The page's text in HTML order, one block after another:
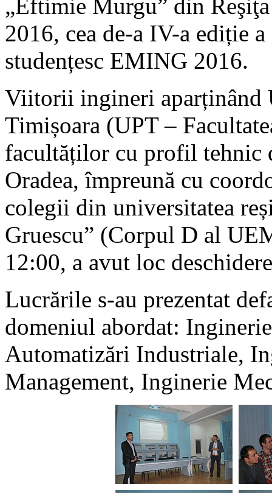
„Eftimie Murgu” din
2016, cea de-a IV-a ediție
studențesc EMING 2016.
Viitorii ingineri aparținând
Timișoara (UPT –
facultăților cu profil
Oradea, împreună cu
colegii din universitatea
Gruescu” (Corpul D al
12:00, a avut loc
Lucrările s-au prezentat
domeniul abordat:
Automatizări Industriale,
Management, Inginerie